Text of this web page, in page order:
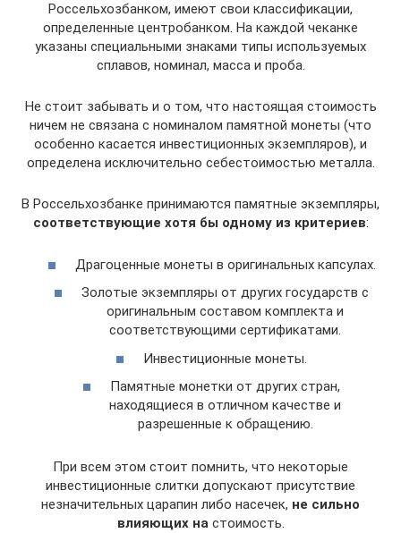
Россельхозбанком, имеют свои классификации,
определенные центробанком. На каждой чеканке
указаны специальными знаками типы используемых
сплавов, номинал, масса и проба.
Не стоит забывать и о том, что настоящая стоимость
ничем не связана с номиналом памятной монеты (что
особенно касается инвестиционных экземпляров), и
определена исключительно себестоимостью металла.
В Россельхозбанке принимаются памятные экземпляры,
соответствующие хотя бы одному из критериев:
Драгоценные монеты в оригинальных капсулах.
Золотые экземпляры от других государств с
оригинальным составом комплекта и
соответствующими сертификатами.
Инвестиционные монеты.
Памятные монетки от других стран,
находящиеся в отличном качестве и
разрешенные к обращению.
При всем этом стоит помнить, что некоторые
инвестиционные слитки допускают присутствие
незначительных царапин либо насечек, не сильно
влияющих настоимость.